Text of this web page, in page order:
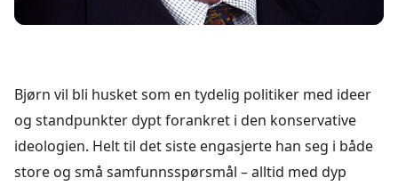
Bjørn vil bli husket som en tydelig politiker med ideer
og standpunkter dypt forankret i den konservative
ideologien. Helt til det siste engasjerte han seg i både
store og små samfunnsspørsmål – alltid med dyp